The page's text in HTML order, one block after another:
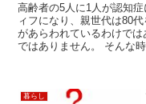
高齢者の5人に1人が認知
ィフになり、親世代は80
があらわれているわけで
ではありません。 そんな
暮らし